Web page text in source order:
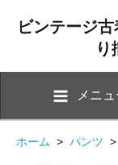
ビンテージ
り
メニ
ホーム > パンツ >